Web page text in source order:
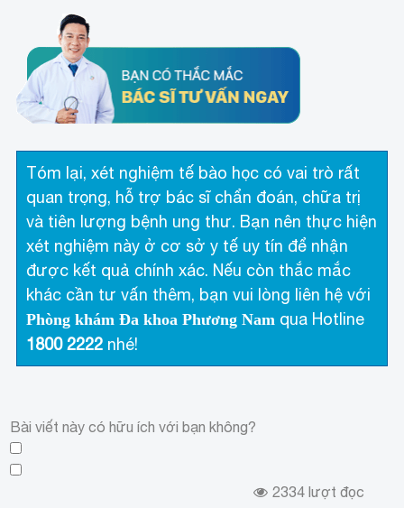
Tóm lại, xét nghiệm tế bào học có vai trò rất
quan trọng, hỗ trợ bác sĩ chẩn đoán, chữa trị
và tiên lượng bệnh ung thư. Bạn nên thực hiện
xét nghiệm này ở cơ sở y tế uy tín để nhận
được kết quả chính xác. Nếu còn thắc mắc
khác cần tư vấn thêm, bạn vui lòng liên hệ với
Phòng khám Đa khoa Phương Nam qua Hotline
1800 2222 nhé!
Bài viết này có hữu ích với bạn không?
2334lượt đọc